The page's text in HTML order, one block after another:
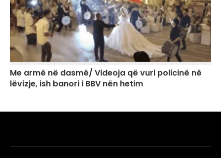
Me armë në dasmë/ Videoja që vuri policinë në
lëvizje, ish banori i BBV nën hetim